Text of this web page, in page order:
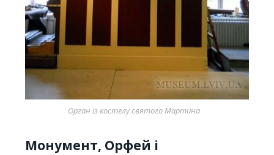
Орган із костелу святого Мартина
Монумент, Орфей і